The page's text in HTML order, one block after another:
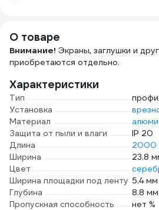
О товаре
Внимание! Экраны, заглушки и
приобретаются отдельно.
Характеристики
Тип
Установка
Материал
Защита от пыли и влаги
IP 20
Длина
2000
Ширина
23.8
Цвет
Ширина площадки под ленту 5.4 мм
Глубина
8.8 мм
Пропускная способность
нет %